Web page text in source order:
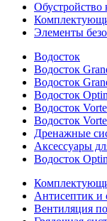
Обустройство
Элементы
Водосток
Водосток
Водосток
Водосток
Водосток
Водосток
Дренажные
Аксессуары
Водосток
Антисептик и
Вентиляция